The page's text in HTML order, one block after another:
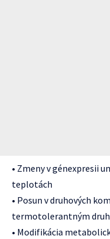
• Zmeny v génexpresii
teplotách
• Posun v druhových
termotolerantným
• Modifikácia